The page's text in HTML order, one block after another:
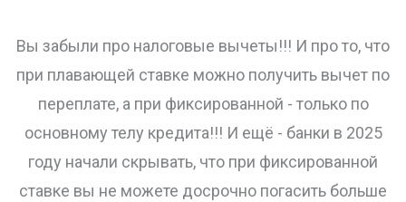
Вы забыли про налоговые вычеты!!! И про то, что
при плавающей ставке можно получить вычет по
переплате, а при фиксированной - только по
основному телу кредита!!! И ещё - банки в 2025
году начали скрывать, что при фиксированной
ставке вы не можете досрочно погасить больше